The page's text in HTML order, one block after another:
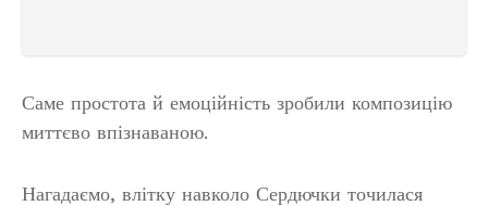
Саме простота й емоційність зробили композицію
миттєво впізнаваною.
Нагадаємо, влітку навколо Сердючки точилася